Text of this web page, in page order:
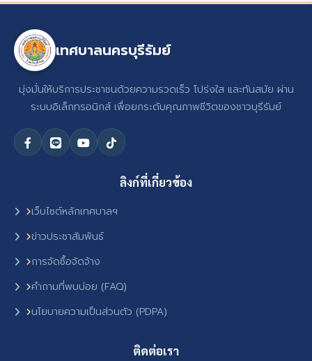
เทศบาลนครบุรีรัมย์
มุ่งมั่นให้บริการประชาชนด้วยความรวดเร็ว โปร่งใส และทันสมัย ผ่าน
ระบบอิเล็กทรอนิกส์ เพื่อยกระดับคุณภาพชีวิตของชาวบุรีรัมย์
ลิงก์ที่เกี่ยวข้อง
เว็บไซต์หลักเทศบาลฯ
ข่าวประชาสัมพันธ์
การจัดซื้อจัดจ้าง
คำถามที่พบบ่อย (FAQ)
นโยบายความเป็นส่วนตัว (PDPA)
ติดต่อเรา